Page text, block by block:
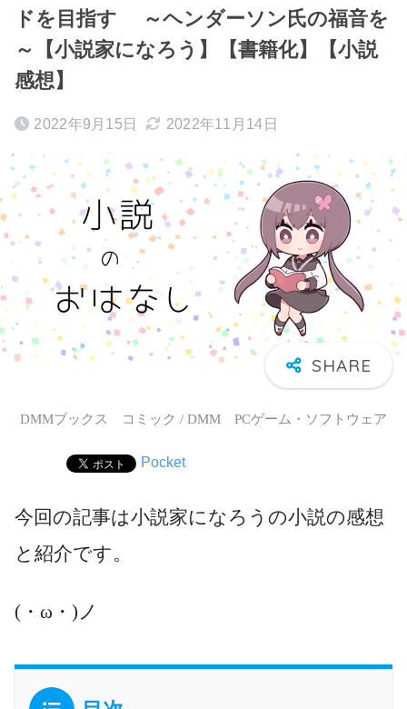
ドを目指す ～ヘンダーソン氏の福音を
～【小説家になろう】【書籍化】【小説
感想】
2022年9月15日 2022年11月14日
DMMブックス コミック / DMM PCゲーム・ソフトウェア
Pocket
今回の記事は小説家になろうの小説の感想
と紹介です。
(・ω・)ノ